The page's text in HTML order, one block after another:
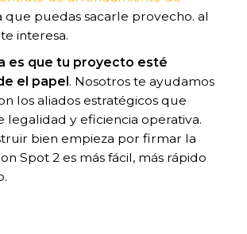
que puedas sacarle provecho. al
interesa.
es que tu proyecto esté
el papel. Nosotros te ayudamos
los aliados estratégicos que
legalidad y eficiencia operativa.
bien empieza por firmar la
Spot 2 es más fácil, más rápido